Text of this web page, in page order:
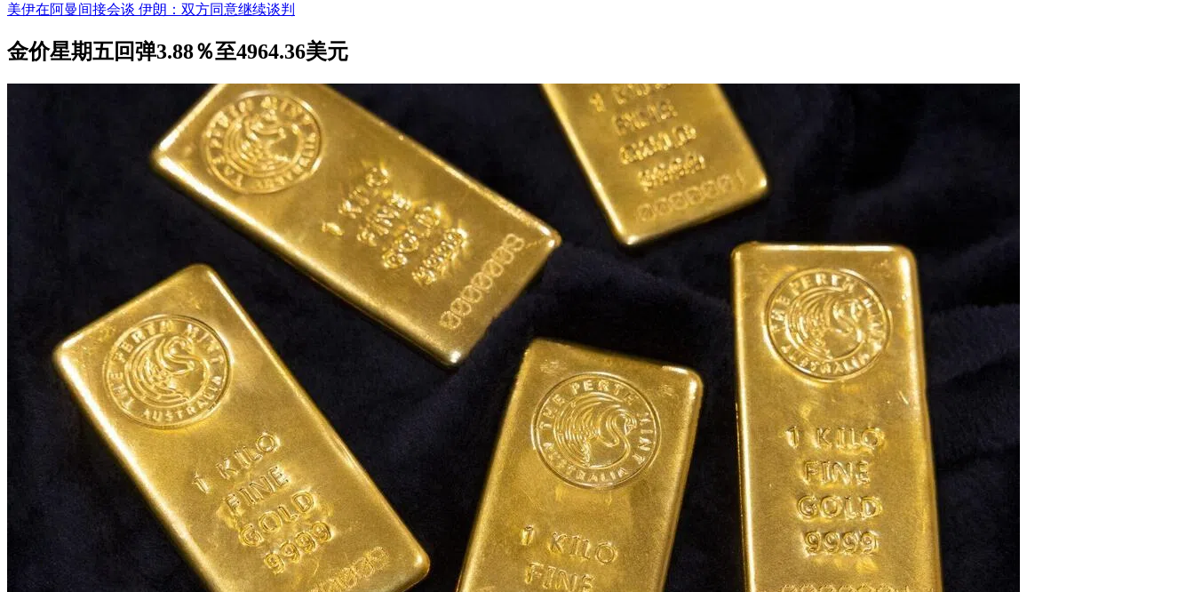
美伊在阿曼间接会谈 伊朗：双方同意继续谈判
金价星期五回弹3.88％至4964.36美元